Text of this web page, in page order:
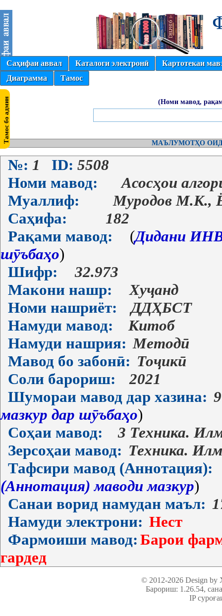
Саҳифаи аввал Каталоги электронӣ
Картотекаи
Диаграмма
Тамос
(Номи мавод,
МАЪЛУМОТҲО
№: 1 ID: 5508
Номи мавод:
Асосҳои
Муаллиф:
Муродов М.К.,
Саҳифа:
182
Рақами мавод:
(Дидани
шӯъбаҳо)
Шифр:
32.973
Макони нашр:
Хуҷанд
Номи нашриёт:
ДДҲБСТ
Намуди мавод:
Китоб
Намуди нашрия: Методӣ
Мавод бо забонӣ: Тоҷикӣ
Соли барориш:
2021
Шумораи мавод дар хазина:
мазкур дар шӯъбаҳо)
Соҳаи мавод:
3 Техника.
Зерсоҳаи мавод: Техника.
Тафсири мавод (Аннотация):
(Аннотация) маводи мазкур)
Санаи ворид намудан маъл:
Намуди электрони: Нест
Фармоиши мавод: Барои
гардед
© 2012-2026 Design
Барориш: 1.26.54,
IP